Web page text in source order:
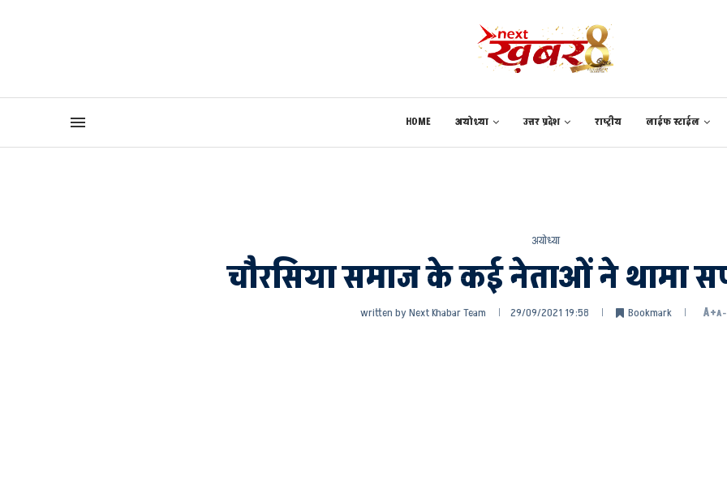
HOME अयोध्या उत्तर प्रदेश राष्ट्रीय लाईफ स्टाईल
अयोध्या
चौरसिया समाज के कई नेताओं ने थामा
written byNext Khabar Team 29/09/2021 19:58 Bookmark A+A-